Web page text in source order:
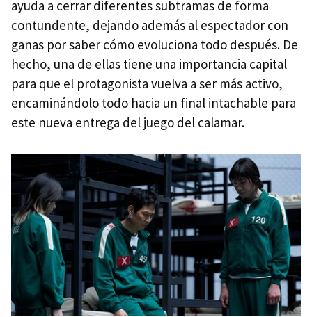
ayuda a cerrar diferentes subtramas de forma
contundente, dejando además al espectador con
ganas por saber cómo evoluciona todo después. De
hecho, una de ellas tiene una importancia capital
para que el protagonista vuelva a ser más activo,
encaminándolo todo hacia un final intachable para
este nueva entrega del juego del calamar.